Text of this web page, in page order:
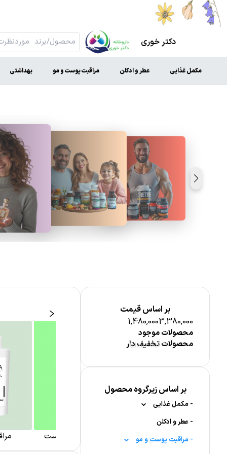
دکتر خوری
مکمل غذایی عطر و ادکلن مراقبت پوست و مو بهداشتی
بر اساس قیمت
1,480,0003,380,000
قیمت (ریال)
محصولات موجود
محصولات تخفیف دار
بر اساس زیرگروه محصول
- مکمل غذایی
-ویتامین ها
-ویتامین A
-قرص جوشان
- عطر و ادکلن
- مراقبت پوست و مو
پوست صورت
شوینده و پاک کننده پوست